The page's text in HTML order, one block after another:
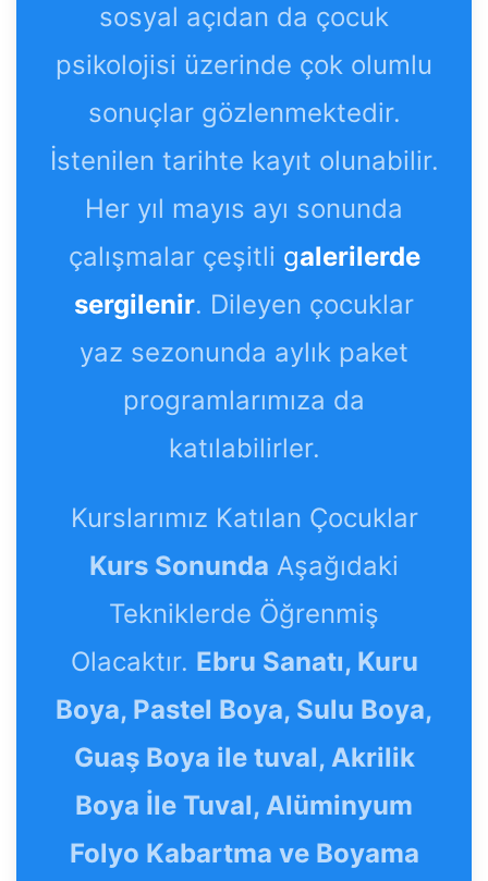
sosyal açıdan da çocuk
psikolojisi üzerinde çok olumlu
sonuçlar gözlenmektedir.
İstenilen tarihte kayıt olunabilir.
Her yıl mayıs ayı sonunda
çalışmalar çeşitli galerilerde
sergilenir. Dileyen çocuklar
yaz sezonunda aylık paket
programlarımıza da
katılabilirler.
Kurslarımız Katılan Çocuklar
Kurs Sonunda Aşağıdaki
Tekniklerde Öğrenmiş
Olacaktır. Ebru Sanatı, Kuru
Boya, Pastel Boya, Sulu Boya,
Guaş Boya ile tuval, Akrilik
Boya İle Tuval, Alüminyum
Folyo Kabartma ve Boyama